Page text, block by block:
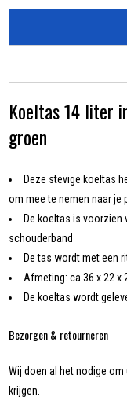
Koeltas 14 liter
groen
Deze stevige koeltas
om mee te nemen naar je
De koeltas is voorzien
schouderband
De tas wordt met een
Afmeting: ca.36 x 22 x
De koeltas wordt
Bezorgen & retourneren
Wij doen al het nodige
krijgen.